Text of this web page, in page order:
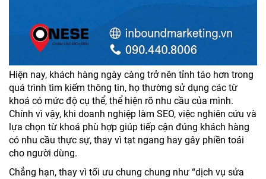
Hiện nay, khách hàng ngày càng trở nên tỉnh táo hơn trong
quá trình tìm kiếm thông tin, họ thường sử dụng các từ
khoá có mức độ cụ thể, thể hiện rõ nhu cầu của mình.
Chính vì vậy, khi doanh nghiệp làm SEO, việc nghiên cứu và
lựa chọn từ khoá phù hợp giúp tiếp cận đúng khách hàng
có nhu cầu thực sự, thay vì tạt ngang hay gây phiền toái
cho người dùng.
Chẳng hạn, thay vì tối ưu chung chung như “dịch vụ sửa